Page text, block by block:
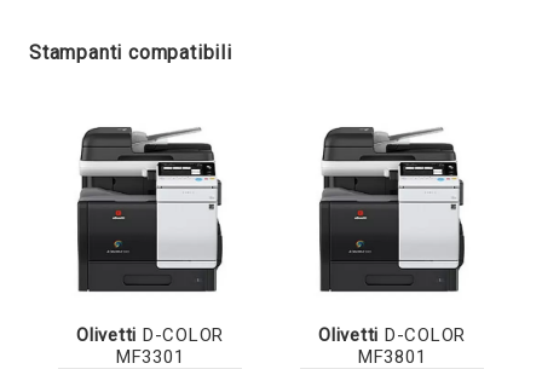
Stampanti compatibili
Olivetti D-COLOR
MF3301
Olivetti D-COLOR
MF3801